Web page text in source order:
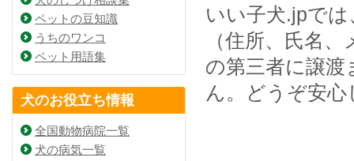
いい子犬.jpで
（住所、氏名
の第三者に譲
ん。どうぞ安
ペットの豆知識
うちのワンコ
ペット用語集
犬のお役立ち情報
全国動物病院一覧
犬の病気一覧